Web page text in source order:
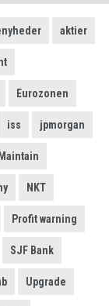
aktier
Eurozonen
iss jpmorgan
Maintain
NKT
Profit warning
SJF Bank
Upgrade